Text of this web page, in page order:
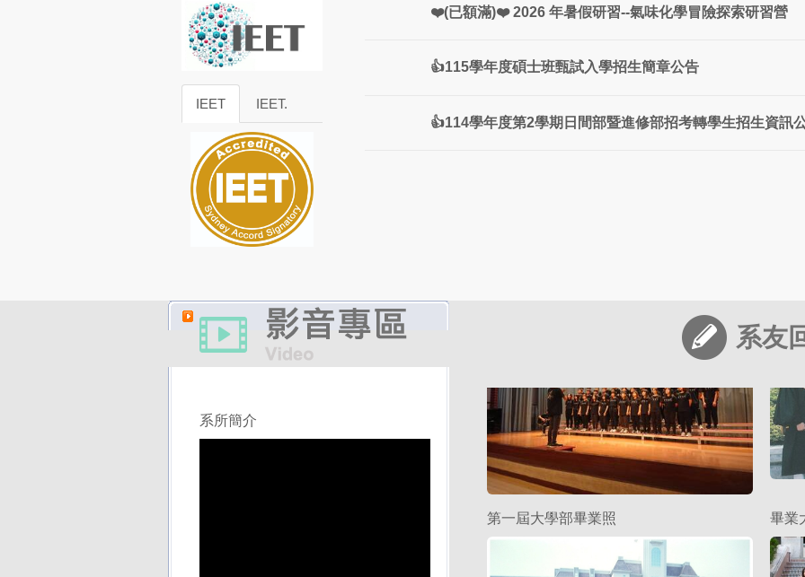
IEET IEET.
❤️(已額滿)❤️ 2026 年暑假研習--氣味化學冒險探索研習營
👍115學年度碩士班甄試入學招生簡章公告
👍114學年度第2學期日間部暨進修部招考轉學生招生資訊
系所簡介
系友
第一屆大學部畢業照 畢業